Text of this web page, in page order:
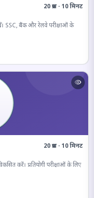
20 प्रश्न · 10 मिनट
SSC, बैंक और रेलवे परीक्षाओं के
20 प्रश्न · 10 मिनट
करें। प्रतियोगी परीक्षाओं के लिए